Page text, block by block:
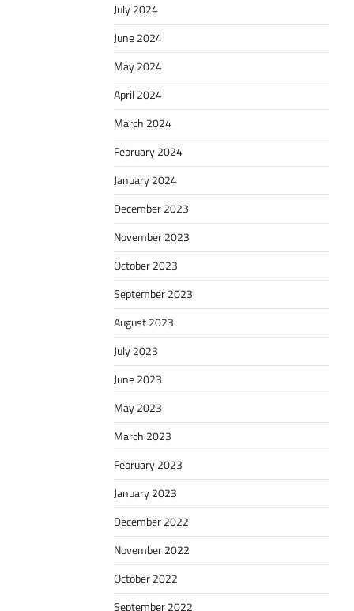
July 2024
June 2024
May 2024
April 2024
March 2024
February 2024
January 2024
December 2023
November 2023
October 2023
September 2023
August 2023
July 2023
June 2023
May 2023
March 2023
February 2023
January 2023
December 2022
November 2022
October 2022
September 2022